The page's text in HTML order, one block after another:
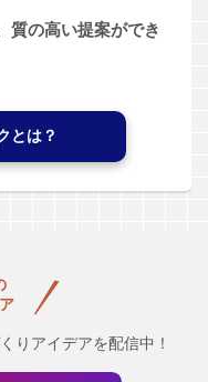
質の高い提案ができ
とは？
りアイデアを配信中！